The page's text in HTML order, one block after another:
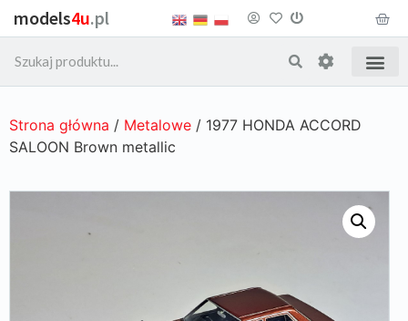
models4u.pl
Strona główna / Metalowe / 1977 HONDA ACCORD
SALOON Brown metallic